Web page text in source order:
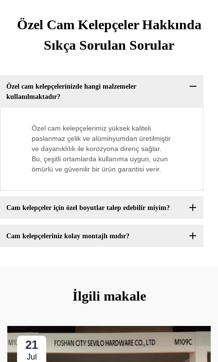
Özel Cam Kelepçeler Hakkında
Sıkça Sorulan Sorular
Özel cam kelepçelerinizde hangi malzemeler
kullanılmaktadır?
Özel cam kelepçelerimiz yüksek kaliteli
paslanmaz çelik ve alüminyumdan üretilmiştir
ve dayanıklılık ile korozyona direnç sağlar.
Bu, çeşitli ortamlarda kullanıma uygun, uzun
ömürlü ve güvenilir bir ürün garantisi verir.
Cam kelepçeler için özel boyutlar talep edebilir miyim?
Cam kelepçeleriniz kolay montajlı mıdır?
İlgili makale
21
Jul